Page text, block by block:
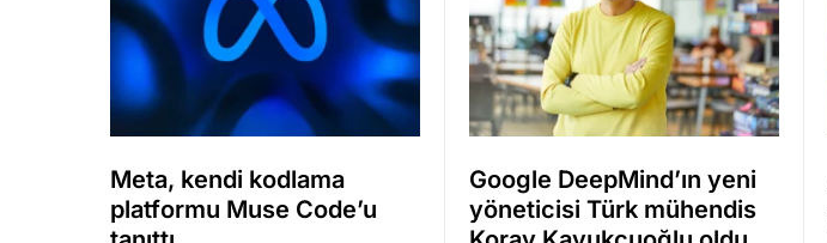
Meta, kendi kodlama
platformu Muse Code’u
Google DeepMind’ın yeni
yöneticisi Türk mühendis